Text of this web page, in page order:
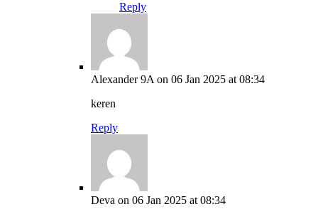
Reply
Alexander 9A on 06 Jan 2025 at 08:34
keren
Reply
Deva on 06 Jan 2025 at 08:34